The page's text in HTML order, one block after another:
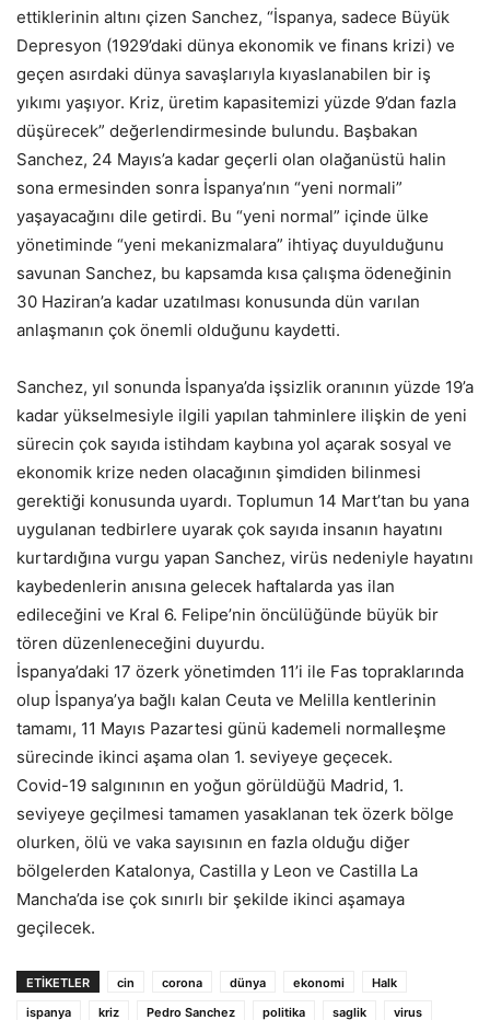
ettiklerinin altını çizen Sanchez, “İspanya, sadece Büyük
Depresyon (1929’daki dünya ekonomik ve finans krizi) ve
geçen asırdaki dünya savaşlarıyla kıyaslanabilen bir iş
yıkımı yaşıyor. Kriz, üretim kapasitemizi yüzde 9’dan fazla
düşürecek” değerlendirmesinde bulundu. Başbakan
Sanchez, 24 Mayıs’a kadar geçerli olan olağanüstü halin
sona ermesinden sonra İspanya’nın “yeni normali”
yaşayacağını dile getirdi. Bu “yeni normal” içinde ülke
yönetiminde “yeni mekanizmalara” ihtiyaç duyulduğunu
savunan Sanchez, bu kapsamda kısa çalışma ödeneğinin
30 Haziran’a kadar uzatılması konusunda dün varılan
anlaşmanın çok önemli olduğunu kaydetti.
Sanchez, yıl sonunda İspanya’da işsizlik oranının yüzde 19’a
kadar yükselmesiyle ilgili yapılan tahminlere ilişkin de yeni
sürecin çok sayıda istihdam kaybına yol açarak sosyal ve
ekonomik krize neden olacağının şimdiden bilinmesi
gerektiği konusunda uyardı. Toplumun 14 Mart’tan bu yana
uygulanan tedbirlere uyarak çok sayıda insanın hayatını
kurtardığına vurgu yapan Sanchez, virüs nedeniyle hayatını
kaybedenlerin anısına gelecek haftalarda yas ilan
edileceğini ve Kral 6. Felipe’nin öncülüğünde büyük bir
tören düzenleneceğini duyurdu.
İspanya’daki 17 özerk yönetimden 11’i ile Fas topraklarında
olup İspanya’ya bağlı kalan Ceuta ve Melilla kentlerinin
tamamı, 11 Mayıs Pazartesi günü kademeli normalleşme
sürecinde ikinci aşama olan 1. seviyeye geçecek.
Covid-19 salgınının en yoğun görüldüğü Madrid, 1.
seviyeye geçilmesi tamamen yasaklanan tek özerk bölge
olurken, ölü ve vaka sayısının en fazla olduğu diğer
bölgelerden Katalonya, Castilla y Leon ve Castilla La
Mancha’da ise çok sınırlı bir şekilde ikinci aşamaya
geçilecek.
ETIKETLER cin corona dünya ekonomi
Halk
ispanya
kriz Pedro Sanchez politika saglik virus